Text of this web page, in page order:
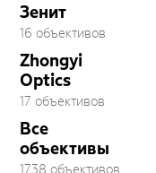
Зенит
16 объективов
Zhongyi
Optics
17 объективов
Все
объективы
1738 объективов